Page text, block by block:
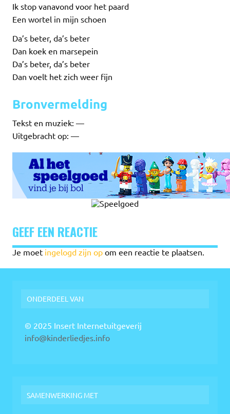
Ik stop vanavond voor het paard
Een wortel in mijn schoen
Da’s beter, da’s beter
Dan koek en marsepein
Da’s beter, da’s beter
Dan voelt het zich weer fijn
Bronvermelding
Tekst en muziek: —
Uitgebracht op: —
GEEF EEN REACTIE
Je moet ingelogd zijn op om een reactie te plaatsen.
ONDERDEEL VAN
© 2025 Insert Internetuitgeverij
info@kinderliedjes.info
SAMENWERKING MET